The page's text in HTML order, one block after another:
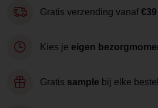
Gratis verzending vanaf €39
Kies je eigen
Gratis sample bij elke